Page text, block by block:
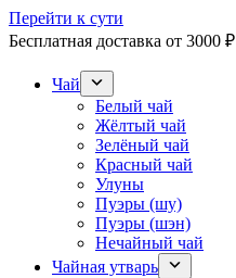
Перейти к сути
Бесплатная доставка от 3000 ₽
Чай
Белый чай
Жёлтый чай
Зелёный чай
Красный чай
Улуны
Пуэры (шу)
Пуэры (шэн)
Нечайный чай
Чайная утварь